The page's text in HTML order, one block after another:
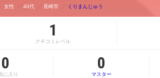
女性 40代 長崎市 くりまんじゅう
1
クチコミレベル
0
に入り
0
マスター